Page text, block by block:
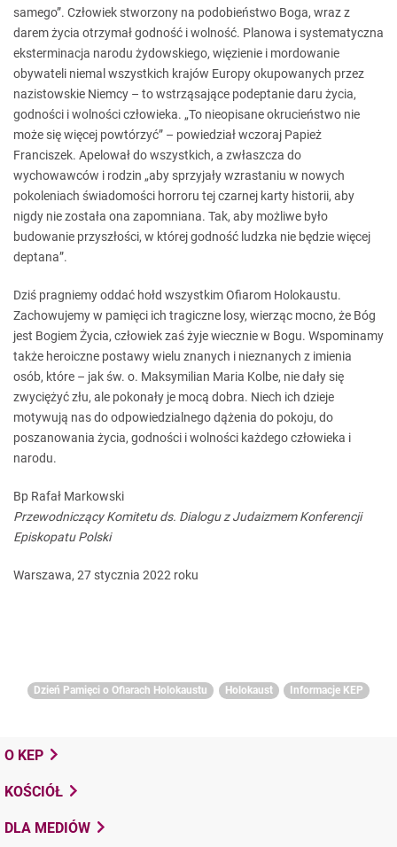
samego”. Człowiek stworzony na podobieństwo Boga, wraz z
darem życia otrzymał godność i wolność. Planowa i systematyczna
eksterminacja narodu żydowskiego, więzienie i mordowanie
obywateli niemal wszystkich krajów Europy okupowanych przez
nazistowskie Niemcy – to wstrząsające podeptanie daru życia,
godności i wolności człowieka. „To nieopisane okrucieństwo nie
może się więcej powtórzyć” – powiedział wczoraj Papież
Franciszek. Apelował do wszystkich, a zwłaszcza do
wychowawców i rodzin „aby sprzyjały wzrastaniu w nowych
pokoleniach świadomości horroru tej czarnej karty historii, aby
nigdy nie została ona zapomniana. Tak, aby możliwe było
budowanie przyszłości, w której godność ludzka nie będzie więcej
deptana”.
Dziś pragniemy oddać hołd wszystkim Ofiarom Holokaustu.
Zachowujemy w pamięci ich tragiczne losy, wierząc mocno, że Bóg
jest Bogiem Życia, człowiek zaś żyje wiecznie w Bogu. Wspominamy
także heroiczne postawy wielu znanych i nieznanych z imienia
osób, które – jak św. o. Maksymilian Maria Kolbe, nie dały się
zwyciężyć złu, ale pokonały je mocą dobra. Niech ich dzieje
motywują nas do odpowiedzialnego dążenia do pokoju, do
poszanowania życia, godności i wolności każdego człowieka i
narodu.
Bp Rafał Markowski
Przewodniczący Komitetu ds. Dialogu z Judaizmem Konferencji
Episkopatu Polski
Warszawa, 27 stycznia 2022 roku
Dzień Pamięci o Ofiarach Holokaustu Holokaust Informacje KEP
O KEP
KOŚCIÓŁ
DLA MEDIÓW